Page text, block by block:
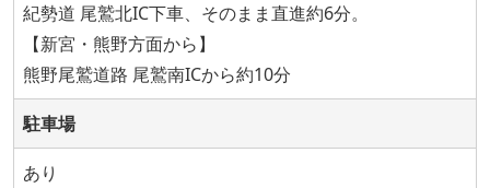
紀勢道 尾鷲北IC下車、そのまま直進約6分。
【新宮・熊野方面から】
熊野尾鷲道路 尾鷲南ICから約10分
駐車場
あり